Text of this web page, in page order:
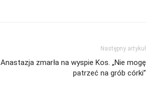
Następny artykuł
Anastazja zmarła na wyspie Kos. „Nie mogę
patrzeć na grób córki”